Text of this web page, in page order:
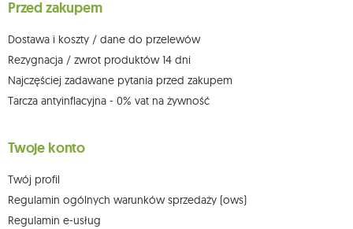
którego dokonano na podstawie zgody przed jej cofnięciem. W tym celu
możesz kontaktować się z działem obsługi klienta Mouton Interactive pod
Więcej informacji: www.mouton.pl/ODO
Przed zakupem
Dostawa i koszty / dane do przelewów
Rezygnacja / zwrot produktów 14 dni
Najczęściej zadawane pytania przed zakupem
Tarcza antyinflacyjna - 0% vat na żywność
Twoje konto
Twój profil
Regulamin ogólnych warunków sprzedaży (ows)
Regulamin e-usług